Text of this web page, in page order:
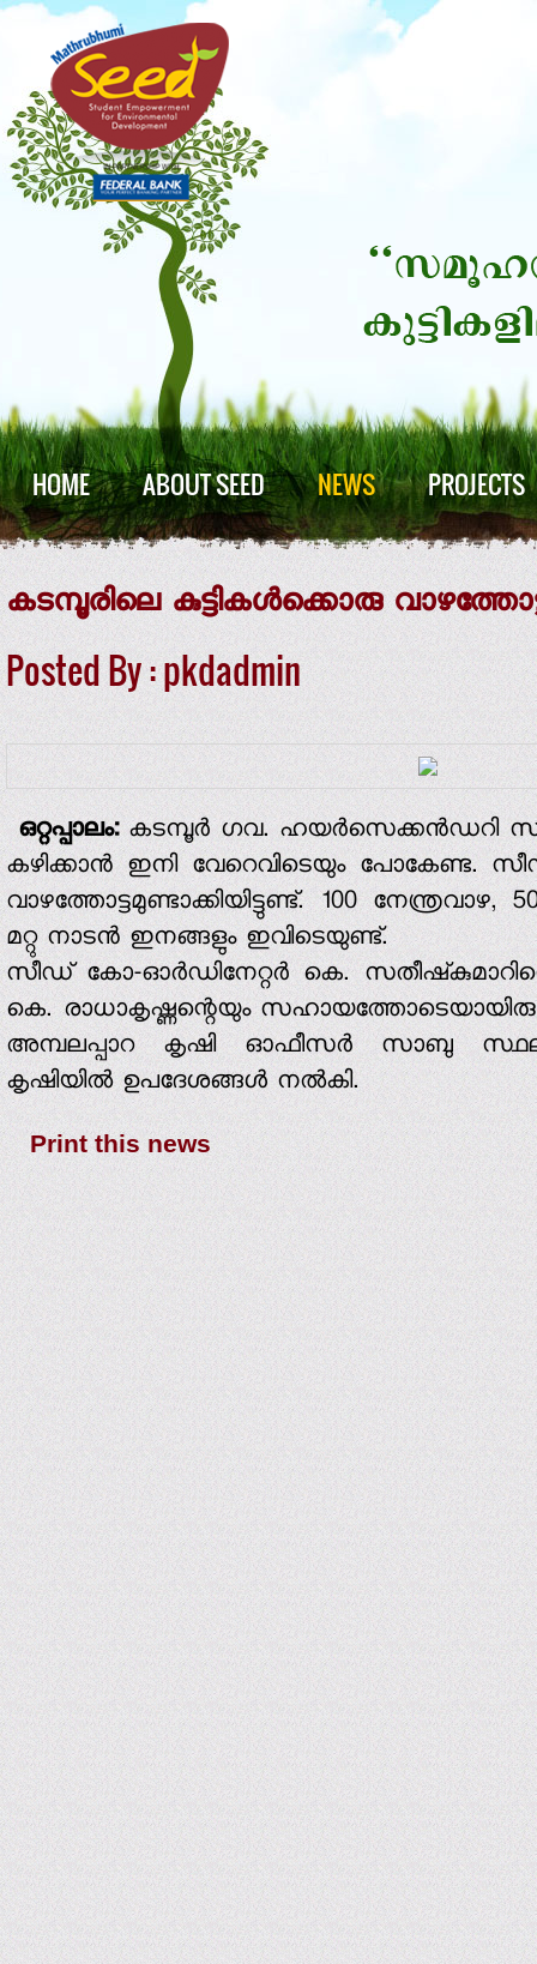
HOME ABOUT SEED NEWS PROJECTS
കടമ്പൂരിലെ കുട്ടികള്‍ക്കൊരു
Posted By : pkdadmin
ഒറ്റപ്പാലം:കടമ്പൂര്‍ ഗവ. ഹയര്‍സെക്കന്‍ഡറി
കഴിക്കാന്‍ ഇനി വേറെവിടെയും പോകേണ്ട.
വാഴത്തോട്ടമുണ്ടാക്കിയിട്ടുണ്ട്. 100
മറ്റു നാടന്‍ ഇനങ്ങളും ഇവിടെയുണ്ട്.
സീഡ് കോ-ഓര്‍ഡിനേറ്റര്‍ കെ.
കെ. രാധാകൃഷ്ണന്റെയും
അമ്പലപ്പാറ കൃഷി ഓഫീസര്‍ സാബു സ്ഥലം
കൃഷിയില്‍ ഉപദേശങ്ങള്‍ നല്‍കി.
Print this news